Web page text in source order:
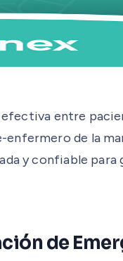
entre
de la
y confiable
de